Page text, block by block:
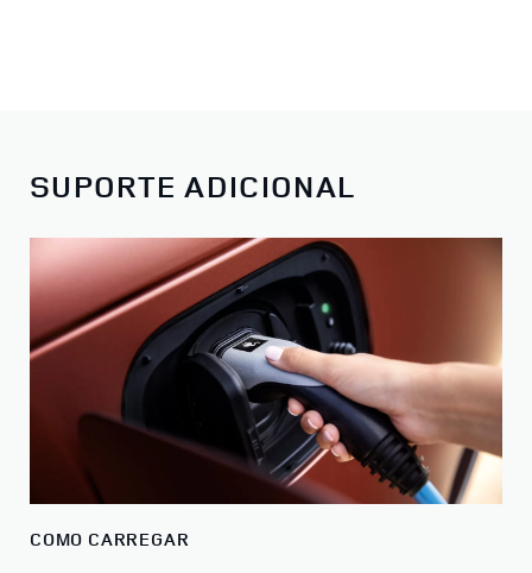
SUPORTE ADICIONAL
COMO CARREGAR